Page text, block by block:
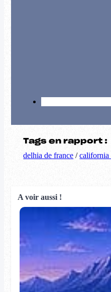
Tags en rapport :
delhia de france /california
A voir aussi !